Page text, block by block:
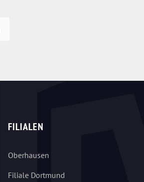
FILIALEN
Oberhausen
Filiale Dortmund